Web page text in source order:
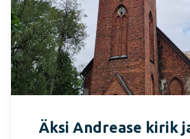
Äksi Andrease kirik